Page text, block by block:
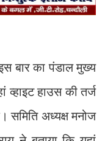
बार का पंडाल मुख्य
हाउस की तर्ज
समिति अध्यक्ष मनोज